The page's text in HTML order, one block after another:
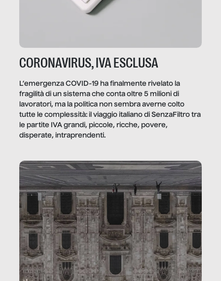
CORONAVIRUS, IVA ESCLUSA
L’emergenza COVID-19 ha finalmente rivelato la
fragilità di un sistema che conta oltre 5 milioni di
lavoratori, ma la politica non sembra averne colto
tutte le complessità: il viaggio italiano di SenzaFiltro tra
le partite IVA grandi, piccole, ricche, povere,
disperate, intraprendenti.